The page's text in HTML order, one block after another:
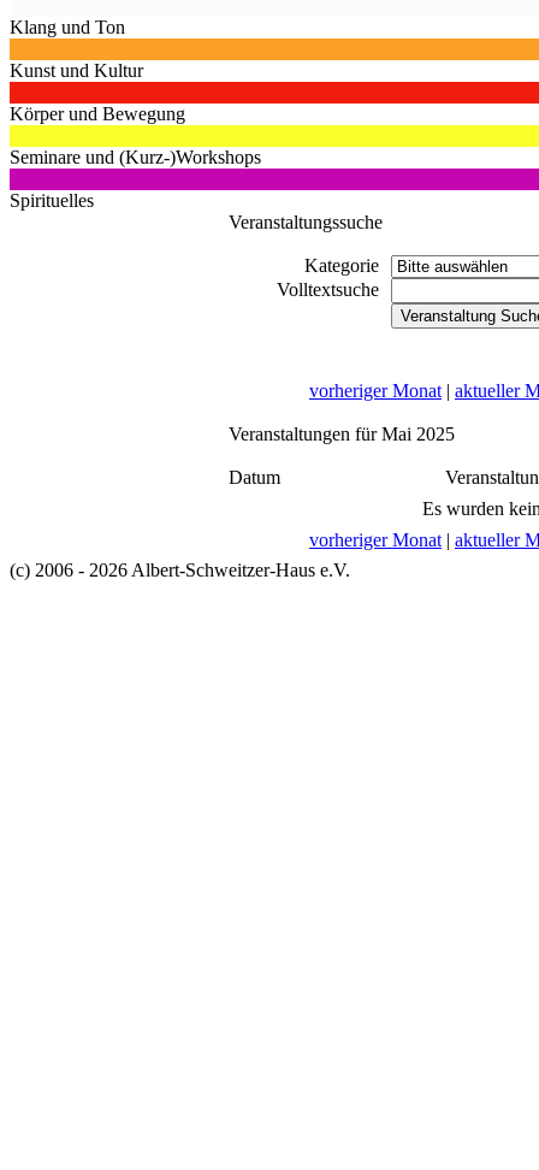
Klang und Ton
Kunst und Kultur
Körper und Bewegung
Seminare und (Kurz-)Workshops
Spirituelles
Veranstaltungssuche
Kategorie
Volltextsuche
vorheriger Monat | aktueller
Veranstaltungen für Mai 2025
Datum
Es wurden
vorheriger Monat | aktueller
(c) 2006 - 2026 Albert-Schweitzer-Haus e.V.